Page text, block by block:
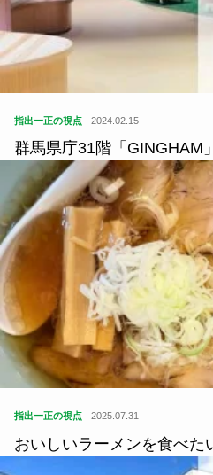
指出一正の視点 2024.02.15
群馬県庁31階「GINGHAM
指出一正の視点 2025.07.31
おいしいラーメンを食べ